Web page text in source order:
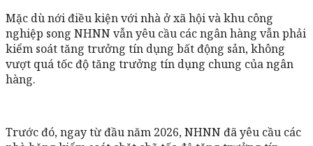
Mặc dù nới điều kiện với nhà ở xã hội và khu công
nghiệp song NHNN vẫn yêu cầu các ngân hàng vẫn phải
kiểm soát tăng trưởng tín dụng bất động sản, không
vượt quá tốc độ tăng trưởng tín dụng chung của ngân
hàng.
Trước đó, ngay từ đầu năm 2026, NHNN đã yêu cầu các